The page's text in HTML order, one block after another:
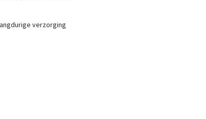
verzorging